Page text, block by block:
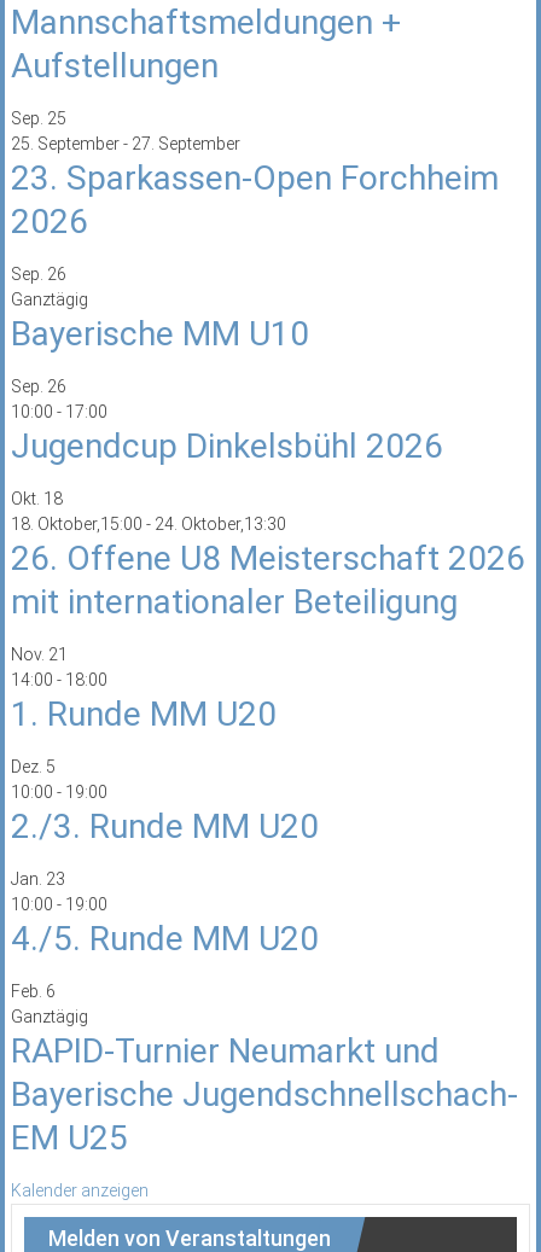
Mannschaftsmeldungen +
Aufstellungen
Sep. 25
25. September- 27. September
23. Sparkassen-Open Forchheim
2026
Sep. 26
Ganztägig
Bayerische MM U10
Sep. 26
10:00 - 17:00
Jugendcup Dinkelsbühl 2026
Okt. 18
18. Oktober,15:00 - 24. Oktober,13:30
26. Offene U8 Meisterschaft 2026
mit internationaler Beteiligung
Nov. 21
14:00 - 18:00
1. Runde MM U20
Dez. 5
10:00 - 19:00
2./3. Runde MM U20
Jan. 23
10:00 - 19:00
4./5. Runde MM U20
Feb. 6
Ganztägig
RAPID-Turnier Neumarkt und
Bayerische Jugendschnellschach-
EM U25
Kalender anzeigen
Melden von Veranstaltungen